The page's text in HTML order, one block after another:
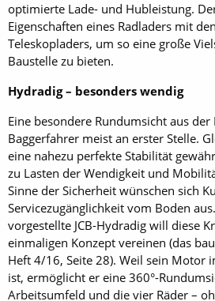
optimierte Lade- und Hubleistung.
Eigenschaften eines Radladers mit
Teleskopladers, um so eine große
Baustelle zu bieten.
Hydradig – besonders wendig
Eine besondere Rundumsicht aus
Baggerfahrer meist an erster Stelle.
eine nahezu perfekte Stabilität
zu Lasten der Wendigkeit und
Sinne der Sicherheit wünschen sich
Servicezugänglichkeit vom Boden
vorgestellte JCB-Hydradig will diese
einmaligen Konzept vereinen (das
Heft 4/16, Seite 28). Weil sein Motor
ist, ermöglicht er eine 360°-
Arbeitsumfeld und die vier Räder –